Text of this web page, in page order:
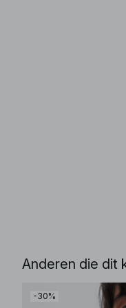
Anderen die dit
-30%